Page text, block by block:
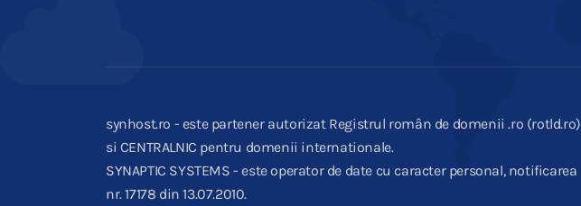
synhost.ro - este partener autorizat Registrul român de domenii .ro (rotld.ro)
si CENTRALNIC pentru domenii internationale.
SYNAPTIC SYSTEMS - este operator de date cu caracter personal, notificarea
nr. 17178 din 13.07.2010.